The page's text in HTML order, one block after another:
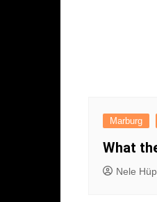
Marburg
What
Nele